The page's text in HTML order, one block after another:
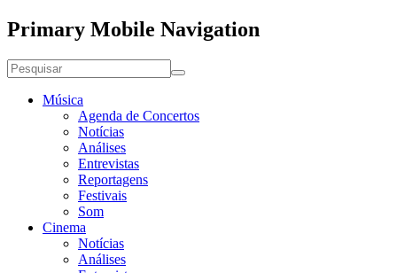
Primary Mobile Navigation
Música
Agenda de Concertos
Notícias
Análises
Entrevistas
Reportagens
Festivais
Som
Cinema
Notícias
Análises